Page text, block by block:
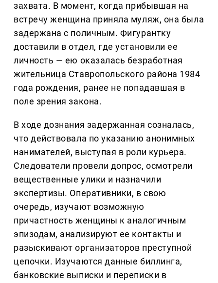
захвата. В момент, когда прибывшая на
встречу женщина приняла муляж, она была
задержана с поличным. Фигурантку
доставили в отдел, где установили ее
личность — ею оказалась безработная
жительница Ставропольского района 1984
года рождения, ранее не попадавшая в
поле зрения закона.
В ходе дознания задержанная созналась,
что действовала по указанию анонимных
нанимателей, выступая в роли курьера.
Следователи провели допрос, осмотрели
вещественные улики и назначили
экспертизы. Оперативники, в свою
очередь, изучают возможную
причастность женщины к аналогичным
эпизодам, анализируют ее контакты и
разыскивают организаторов преступной
цепочки. Изучаются данные биллинга,
банковские выписки и переписки в